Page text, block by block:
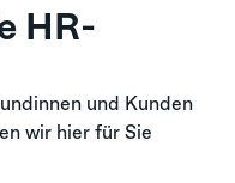
HR-
und Kunden
wir hier für Sie